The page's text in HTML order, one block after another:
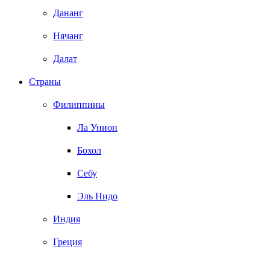
Дананг
Нячанг
Далат
Страны
Филиппины
Ла Унион
Бохол
Себу
Эль Нидо
Индия
Греция